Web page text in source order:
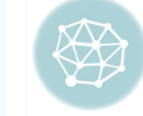
마주치면 …